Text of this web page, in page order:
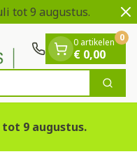
tot 9 augustus.
Zoek
0 artikelen
€ 0,00
0
9 augustus.